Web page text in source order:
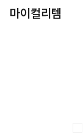
마이컬리템